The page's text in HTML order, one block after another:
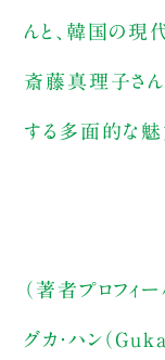
んと、韓国の現
斎藤真理子さん
する多面的な魅
（著者プロフィー
グカ・ハン（